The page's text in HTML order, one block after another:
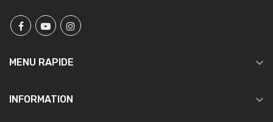
MENU RAPIDE 
INFORMATION 